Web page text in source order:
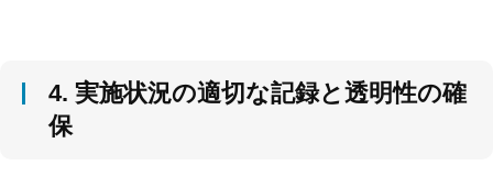
4. 実施状況の適切な記録と透明性の確
保